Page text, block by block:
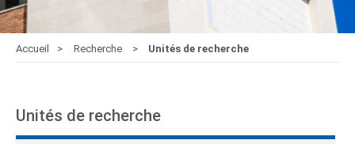
Accueil Recherche Unités de recherche
Unités de recherche